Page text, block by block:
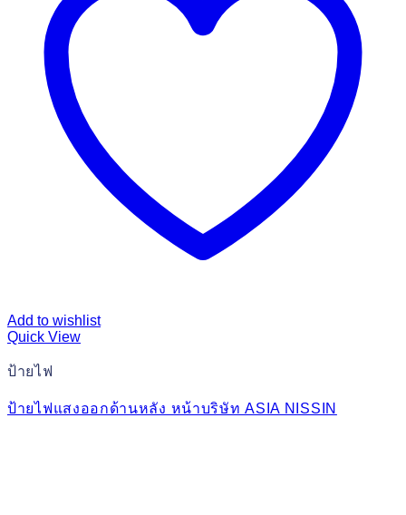
Add to wishlist
Quick View
ป้ายไฟ
ป้ายไฟแสงออกด้านหลัง หน้าบริษัท ASIA NISSIN